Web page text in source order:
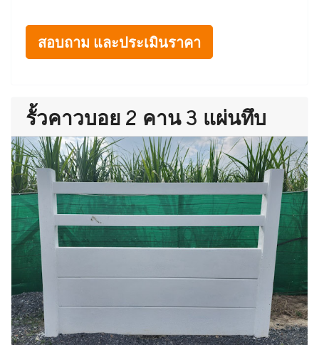
สอบถาม และประเมินราคา
รั้วคาวบอย 2 คาน 3 แผ่นทึบ